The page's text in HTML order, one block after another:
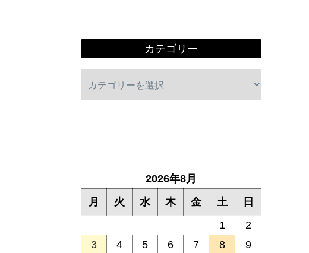
カテゴリー
2026年8月
月
火 水 木 金 土
日
1
2
3
4 5 6 7 8
9